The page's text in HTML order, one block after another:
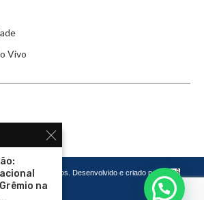
Vivo
Reservados. Desenvolvido e criado por
Cadô
na